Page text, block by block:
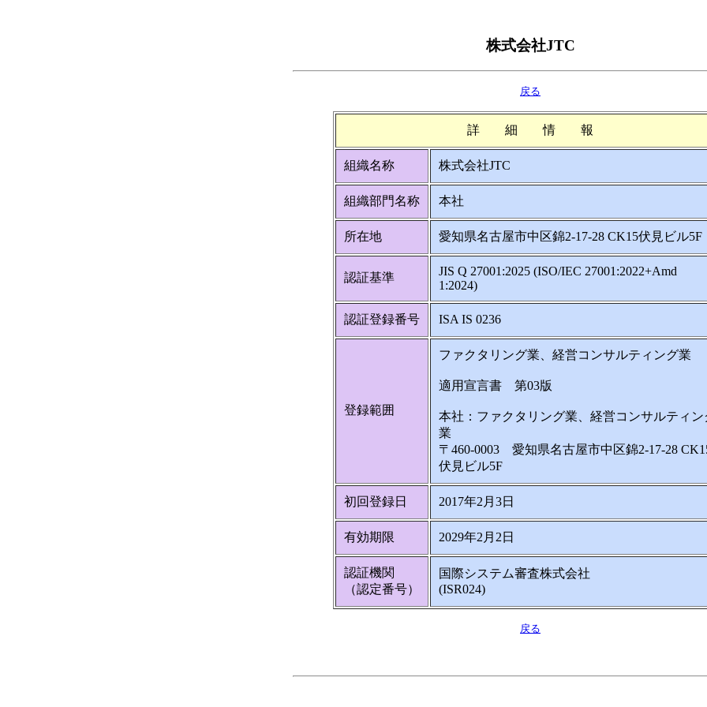
株式会社JTC
戻る
詳 細 情 報
組織名称 株式会社JTC
組織部門名称 本社
所在地 愛知県名古屋市中区錦2-17-28 CK15伏見ビル5F
認証基準
JIS Q 27001:2025 (ISO/IEC 27001:2022+Amd
1:2024)
認証登録番号 ISA IS 0236
登録範囲
ファクタリング業、経営コンサルティング業
適用宣言書 第03版
本社：ファクタリング業、経営コンサルティン
業
〒460-0003 愛知県名古屋市中区錦2-17-28
伏見ビル5F
初回登録日 2017年2月3日
有効期限 2029年2月2日
認証機関
（認定番号）
国際システム審査株式会社
(ISR024)
戻る